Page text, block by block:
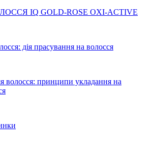
IQ GOLD-ROSE OXI-ACTIVE
дія прасування на волосся
волосся: принципи укладання на